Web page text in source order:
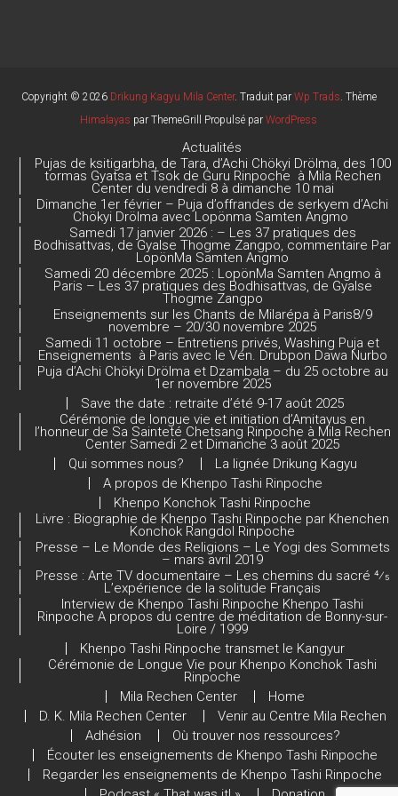
e
C
h
a
n
n
el
Copyright © 2026 Drikung Kagyu Mila Center. Traduit par Wp Trads. Thème
Himalayas par ThemeGrill Propulsé parWordPress
Actualités
Pujas de ksitigarbha, de Tara, d’Achi Chökyi Drölma, des 100
tormas Gyatsa et Tsok de Guru Rinpoche à Mila Rechen
Center du vendredi 8 à dimanche 10 mai
Dimanche 1er février – Puja d’offrandes de serkyem d’Achi
Chökyi Drölma avec Lopönma Samten Angmo
Samedi 17 janvier 2026 : – Les 37 pratiques des
Bodhisattvas, de Gyalse Thogme Zangpo, commentaire Par
LopönMa Samten Angmo
Samedi 20 décembre 2025 : LopönMa Samten Angmo à
Paris – Les 37 pratiques des Bodhisattvas, de Gyalse
Thogme Zangpo
Enseignements sur les Chants de Milarépa à Paris8/9
novembre – 20/30 novembre 2025
Samedi 11 octobre – Entretiens privés, Washing Puja et
Enseignements à Paris avec le Vén. Drubpon Dawa Nurbo
Puja d’Achi Chökyi Drölma et Dzambala – du 25 octobre au
1er novembre 2025
Save the date : retraite d’été 9-17 août 2025
Cérémonie de longue vie et initiation d’Amitayus en
l’honneur de Sa Sainteté Chetsang Rinpoche à Mila Rechen
Center Samedi 2 et Dimanche 3 août 2025
Qui sommes nous?
La lignée Drikung Kagyu
A propos de Khenpo Tashi Rinpoche
Khenpo Konchok Tashi Rinpoche
Livre : Biographie de Khenpo Tashi Rinpoche par Khenchen
Konchok Rangdol Rinpoche
Presse – Le Monde des Religions – Le Yogi des Sommets
– mars avril 2019
Presse : Arte TV documentaire – Les chemins du sacré 4⁄5
L’expérience de la solitude Français
Interview de Khenpo Tashi Rinpoche Khenpo Tashi
Rinpoche A propos du centre de méditation de Bonny-sur-
Loire / 1999
Khenpo Tashi Rinpoche transmet le Kangyur
Cérémonie de Longue Vie pour Khenpo Konchok Tashi
Rinpoche
Mila Rechen Center
Home
D. K. Mila Rechen Center
Venir au Centre Mila Rechen
Adhésion
Où trouver nos ressources?
Écouter les enseignements de Khenpo Tashi Rinpoche
Regarder les enseignements de Khenpo Tashi Rinpoche